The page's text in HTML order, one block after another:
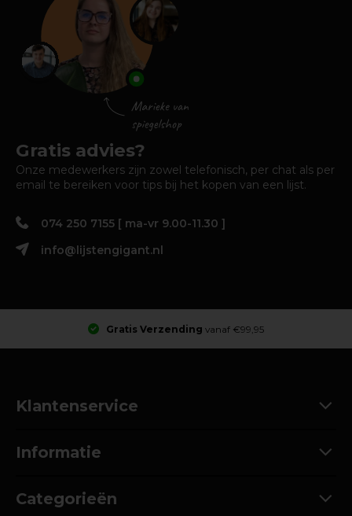
Gratis advies?
Onze medewerkers zijn zowel telefonisch, per chat als per
email te bereiken voor tips bij het kopen van een lijst.
074 250 7155 [ ma-vr 9.00-11.30 ]
info@lijstengigant.nl
Gratis Verzending vanaf €99,95
Klantenservice
Informatie
Categorieën